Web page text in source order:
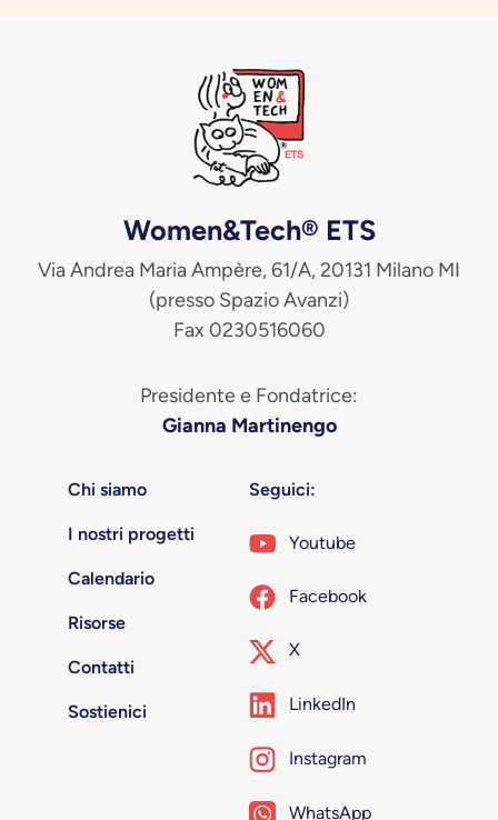
Women&Tech® ETS
Via Andrea Maria Ampère, 61/A, 20131 Milano MI
(presso Spazio Avanzi)
Fax 0230516060
Presidente e Fondatrice:
Gianna Martinengo
Chi siamo
I nostri progetti
Calendario
Risorse
Contatti
Sostienici
Seguici:
Youtube
Facebook
X
LinkedIn
Instagram
WhatsApp